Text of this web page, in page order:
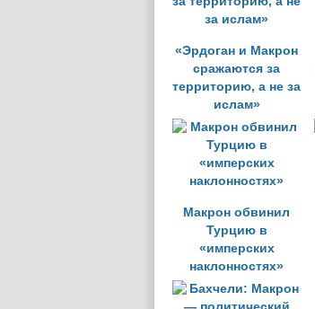
«Эрдоган и Макрон
сражаются за
территорию, а не за
ислам»
Макрон обвинил
Турцию в
«имперских
наклонностях»